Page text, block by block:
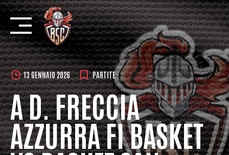
Skip
content
13 GENNAIO 2026 PARTITE
A D. FRECCIA
AZZURRA FI BASKET